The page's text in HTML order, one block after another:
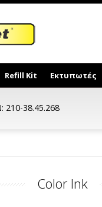
Refill Kit Εκτυπωτές
38.45.268
Color Ink